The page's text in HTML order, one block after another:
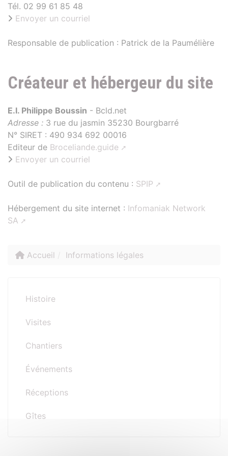
Tél. 02 99 61 85 48
Envoyer un courriel
Responsable de publication : Patrick de la Paumélière
Créateur et hébergeur du site
E.I. Philippe Boussin - Bcld.net
Adresse : 3 rue du jasmin 35230 Bourgbarré
N° SIRET : 490 934 692 00016
Editeur de Broceliande.guide
Envoyer un courriel
Outil de publication du contenu : SPIP
Hébergement du site internet : Infomaniak Network
SA
Accueil Informations légales
Histoire
Visites
Chantiers
Événements
Réceptions
Gîtes